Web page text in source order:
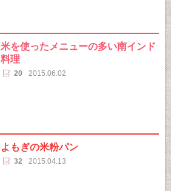
米を使ったメニューの多い南インド
料理
20 2015.06.02
よもぎの米粉パン
32 2015.04.13